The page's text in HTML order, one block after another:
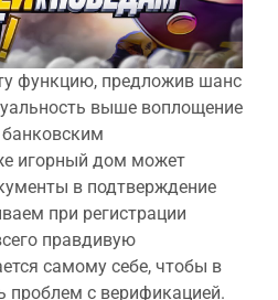
функцию, предложив шанс
выше воплощение
игорный дом может
в подтверждение
при регистрации
правдивую
самому себе, чтобы в
с верификацией.